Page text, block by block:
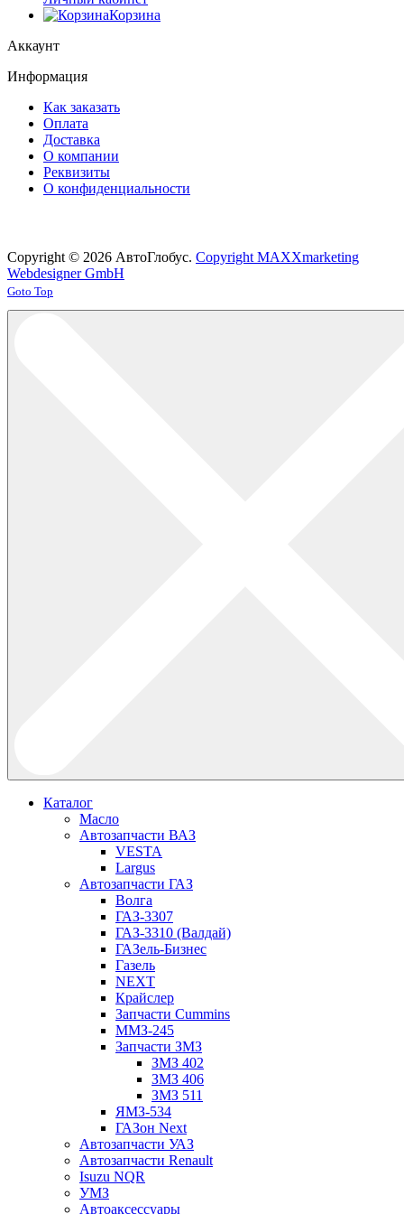
Корзина
Аккаунт
Информация
Как заказать
Оплата
Доставка
О компании
Реквизиты
О конфиденциальности
Copyright © 2026 АвтоГлобус. Copyright MAXXmarketing
Webdesigner GmbH
Joomla! 3 Templates
Goto Top
Каталог
Масло
Автозапчасти ВАЗ
VESTA
Largus
Автозапчасти ГАЗ
Волга
ГАЗ-3307
ГАЗ-3310 (Валдай)
ГАЗель-Бизнес
Газель
NEXT
Крайслер
Запчасти Cummins
ММЗ-245
Запчасти ЗМЗ
ЗМЗ 402
ЗМЗ 406
ЗМЗ 511
ЯМЗ-534
ГАЗон Next
Автозапчасти УАЗ
Автозапчасти Renault
Isuzu NQR
УМЗ
Автоаксессуары